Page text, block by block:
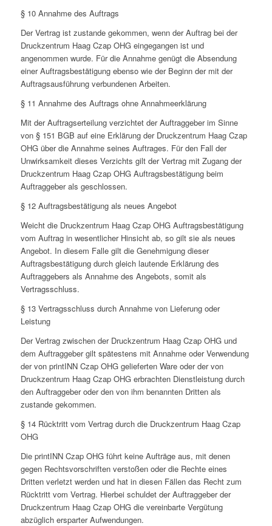
§ 10 Annahme des Auftrags
Der Vertrag ist zustande gekommen, wenn der Auftrag bei der
Druckzentrum Haag Czap OHG eingegangen ist und
angenommen wurde. Für die Annahme genügt die Absendung
einer Auftragsbestätigung ebenso wie der Beginn der mit der
Auftragsausführung verbundenen Arbeiten.
§ 11 Annahme des Auftrags ohne Annahmeerklärung
Mit der Auftragserteilung verzichtet der Auftraggeber im Sinne
von § 151 BGB auf eine Erklärung der Druckzentrum Haag Czap
OHG über die Annahme seines Auftrages. Für den Fall der
Unwirksamkeit dieses Verzichts gilt der Vertrag mit Zugang der
Druckzentrum Haag Czap OHG Auftragsbestätigung beim
Auftraggeber als geschlossen.
§ 12 Auftragsbestätigung als neues Angebot
Weicht die Druckzentrum Haag Czap OHG Auftragsbestätigung
vom Auftrag in wesentlicher Hinsicht ab, so gilt sie als neues
Angebot. In diesem Falle gilt die Genehmigung dieser
Auftragsbestätigung durch gleich lautende Erklärung des
Auftraggebers als Annahme des Angebots, somit als
Vertragsschluss.
§ 13 Vertragsschluss durch Annahme von Lieferung oder
Leistung
Der Vertrag zwischen der Druckzentrum Haag Czap OHG und
dem Auftraggeber gilt spätestens mit Annahme oder Verwendung
der von printINN Czap OHG gelieferten Ware oder der von
Druckzentrum Haag Czap OHG erbrachten Dienstleistung durch
den Auftraggeber oder den von ihm benannten Dritten als
zustande gekommen.
§ 14 Rücktritt vom Vertrag durch die Druckzentrum Haag Czap
OHG
Die printINN Czap OHG führt keine Aufträge aus, mit denen
gegen Rechtsvorschriften verstoßen oder die Rechte eines
Dritten verletzt werden und hat in diesen Fällen das Recht zum
Rücktritt vom Vertrag. Hierbei schuldet der Auftraggeber der
Druckzentrum Haag Czap OHG die vereinbarte Vergütung
abzüglich ersparter Aufwendungen.